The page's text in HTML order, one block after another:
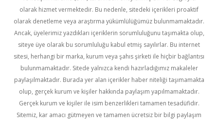
olarak hizmet vermektedir. Bu nedenle, sitedeki içerikleri proaktif
olarak denetleme veya araştırma yükümlülüğümüz bulunmamaktadır.
Ancak, üyelerimiz yazdıkları içeriklerin sorumluluğunu taşımakta olup,
siteye üye olarak bu sorumluluğu kabul etmiş sayılırlar. Bu internet
sitesi, herhangi bir marka, kurum veya şahıs şirketi ile hiçbir bağlantısı
bulunmamaktadır. Sitede yalnızca kendi hazırladığımız makaleler
paylaşılmaktadır. Burada yer alan içerikler haber niteliği taşımamakta
olup, gerçek kurum ve kişiler hakkında paylaşım yapılmamaktadır.
Gerçek kurum ve kişiler ile isim benzerlikleri tamamen tesadüfidir.
Sitemiz, kar amacı gütmeyen ve tamamen ücretsiz bir bilgi paylaşım